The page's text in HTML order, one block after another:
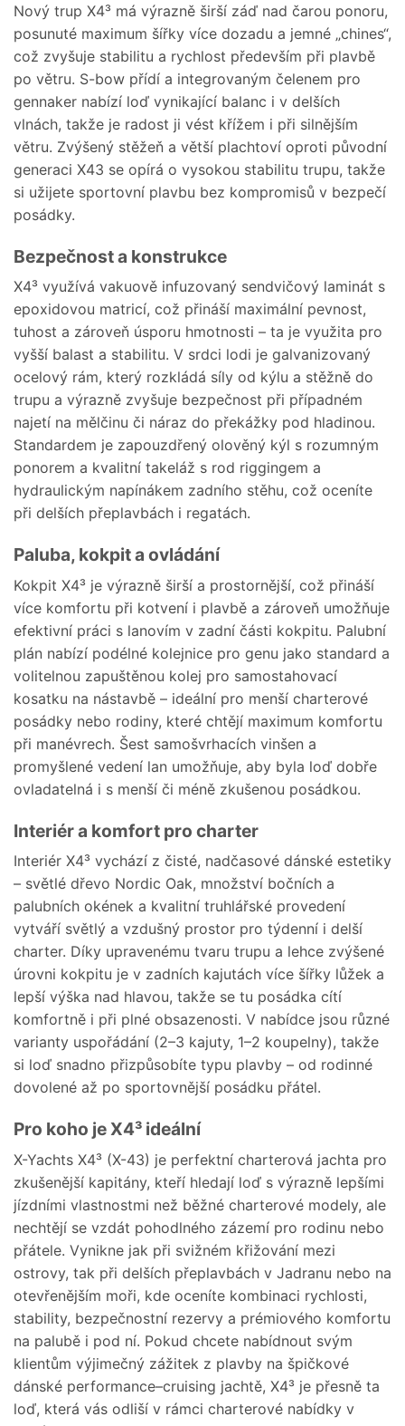
Nový trup X4³ má výrazně širší záď nad čarou ponoru,
posunuté maximum šířky více dozadu a jemné „chines“,
což zvyšuje stabilitu a rychlost především při plavbě
po větru. S-bow přídí a integrovaným čelenem pro
gennaker nabízí loď vynikající balanc i v delších
vlnách, takže je radost ji vést křížem i při silnějším
větru. Zvýšený stěžeň a větší plachtoví oproti původní
generaci X43 se opírá o vysokou stabilitu trupu, takže
si užijete sportovní plavbu bez kompromisů v bezpečí
posádky.
Bezpečnost a konstrukce
X4³ využívá vakuově infuzovaný sendvičový laminát s
epoxidovou matricí, což přináší maximální pevnost,
tuhost a zároveň úsporu hmotnosti – ta je využita pro
vyšší balast a stabilitu. V srdci lodi je galvanizovaný
ocelový rám, který rozkládá síly od kýlu a stěžně do
trupu a výrazně zvyšuje bezpečnost při případném
najetí na mělčinu či náraz do překážky pod hladinou.
Standardem je zapouzdřený olověný kýl s rozumným
ponorem a kvalitní takeláž s rod riggingem a
hydraulickým napínákem zadního stěhu, což oceníte
při delších přeplavbách i regatách.
Paluba, kokpit a ovládání
Kokpit X4³ je výrazně širší a prostornější, což přináší
více komfortu při kotvení i plavbě a zároveň umožňuje
efektivní práci s lanovím v zadní části kokpitu. Palubní
plán nabízí podélné kolejnice pro genu jako standard a
volitelnou zapuštěnou kolej pro samostahovací
kosatku na nástavbě – ideální pro menší charterové
posádky nebo rodiny, které chtějí maximum komfortu
při manévrech. Šest samošvrhacích vinšen a
promyšlené vedení lan umožňuje, aby byla loď dobře
ovladatelná i s menší či méně zkušenou posádkou.
Interiér a komfort pro charter
Interiér X4³ vychází z čisté, nadčasové dánské estetiky
– světlé dřevo Nordic Oak, množství bočních a
palubních okének a kvalitní truhlářské provedení
vytváří světlý a vzdušný prostor pro týdenní i delší
charter. Díky upravenému tvaru trupu a lehce zvýšené
úrovni kokpitu je v zadních kajutách více šířky lůžek a
lepší výška nad hlavou, takže se tu posádka cítí
komfortně i při plné obsazenosti. V nabídce jsou různé
varianty uspořádání (2–3 kajuty, 1–2 koupelny), takže
si loď snadno přizpůsobíte typu plavby – od rodinné
dovolené až po sportovnější posádku přátel.
Pro koho je X4³ ideální
X-Yachts X4³ (X-43) je perfektní charterová jachta pro
zkušenější kapitány, kteří hledají loď s výrazně lepšími
jízdními vlastnostmi než běžné charterové modely, ale
nechtějí se vzdát pohodlného zázemí pro rodinu nebo
přátele. Vynikne jak při svižném křižování mezi
ostrovy, tak při delších přeplavbách v Jadranu nebo na
otevřenějším moři, kde oceníte kombinaci rychlosti,
stability, bezpečnostní rezervy a prémiového komfortu
na palubě i pod ní. Pokud chcete nabídnout svým
klientům výjimečný zážitek z plavby na špičkové
dánské performance–cruising jachtě, X4³ je přesně ta
loď, která vás odliší v rámci charterové nabídky v